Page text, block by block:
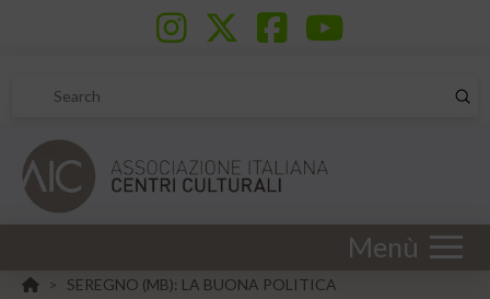
Search
Menù
HOME
> SEREGNO (MB): LA BUONA POLITICA